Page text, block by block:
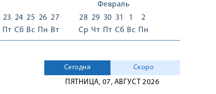
23
Пт
24
Сб
25
Вс
26
Пн
27
Вт
Февраль
28
Ср
29
Чт
30
Пт
31
Сб
1
Вс
2
Пн
Сегодня
Скоро
ПЯТНИЦА, 07, АВГУСТ 2026